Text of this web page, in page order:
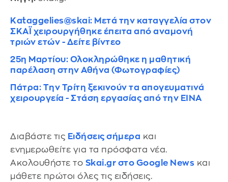
Kataggelies@skai: Μετά την καταγγελία στον
ΣΚΑΪ χειρουργήθηκε έπειτα από αναμονή
τριών ετών - Δείτε βίντεο
25η Μαρτίου: Ολοκληρώθηκε η μαθητική
παρέλαση στην Αθήνα (Φωτογραφίες)
Πάτρα: Την Τρίτη ξεκινούν τα απογευματινά
χειρουργεία - Στάση εργασίας από την ΕΙΝΑ
Διαβάστε τις Ειδήσεις σήμερα και
ενημερωθείτε για τα πρόσφατα νέα.
Ακολουθήστε το Skai.gr στο Google News και
μάθετε πρώτοι όλες τις ειδήσεις.